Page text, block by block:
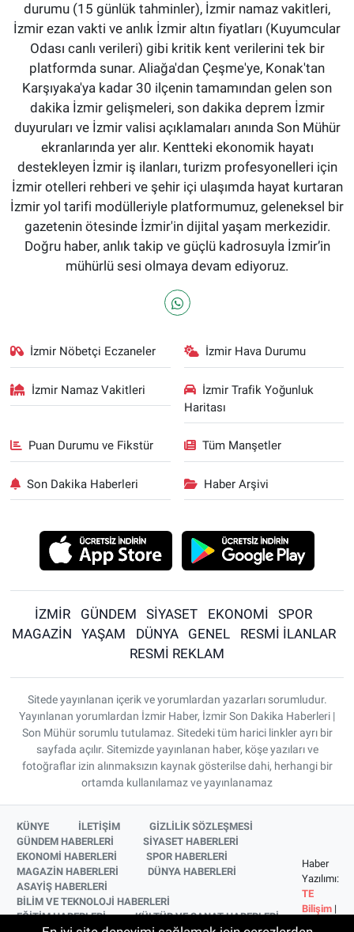
durumu (15 günlük tahminler), İzmir namaz vakitleri,
İzmir ezan vakti ve anlık İzmir altın fiyatları (Kuyumcular
Odası canlı verileri) gibi kritik kent verilerini tek bir
platformda sunar. Aliağa'dan Çeşme'ye, Konak'tan
Karşıyaka'ya kadar 30 ilçenin tamamından gelen son
dakika İzmir gelişmeleri, son dakika deprem İzmir
duyuruları ve İzmir valisi açıklamaları anında Son Mühür
ekranlarında yer alır. Kentteki ekonomik hayatı
destekleyen İzmir iş ilanları, turizm profesyonelleri için
İzmir otelleri rehberi ve şehir içi ulaşımda hayat kurtaran
İzmir yol tarifi modülleriyle platformumuz, geleneksel bir
gazetenin ötesinde İzmir'in dijital yaşam merkezidir.
Doğru haber, anlık takip ve güçlü kadrosuyla İzmir’in
mühürlü sesi olmaya devam ediyoruz.
İzmir Nöbetçi Eczaneler İzmir Hava Durumu
İzmir Namaz Vakitleri
İzmir Trafik Yoğunluk
Haritası
Puan Durumu ve Fikstür Tüm Manşetler
Son Dakika Haberleri Haber Arşivi
İZMİR GÜNDEM SİYASET EKONOMİ
SPOR
MAGAZİN
YAŞAM DÜNYA GENEL
RESMİ İLANLAR
RESMİ REKLAM
Sitede yayınlanan içerik ve yorumlardan yazarları sorumludur.
Yayınlanan yorumlardan İzmir Haber, İzmir Son Dakika Haberleri |
Son Mühür sorumlu tutulamaz. Sitedeki tüm harici linkler ayrı bir
sayfada açılır. Sitemizde yayınlanan haber, köşe yazıları ve
fotoğraflar izin alınmaksızın kaynak gösterilse dahi, herhangi bir
ortamda kullanılamaz ve yayınlanamaz
KÜNYE İLETİŞİM
GİZLİLİK SÖZLEŞMESİ
GÜNDEM HABERLERİ
SİYASET HABERLERİ
EKONOMİ HABERLERİ
SPOR HABERLERİ
MAGAZİN HABERLERİ
DÜNYA HABERLERİ
ASAYİŞ HABERLERİ
BİLİM VE TEKNOLOJİ HABERLERİ
EĞİTİM HABERLERİ
KÜLTÜR VE SANAT HABERLERİ
Haber
Yazılımı:
TE
Bilişim |